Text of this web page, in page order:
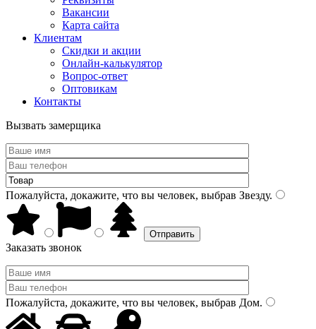
Вакансии
Карта сайта
Клиентам
Скидки и акции
Онлайн-калькулятор
Вопрос-ответ
Оптовикам
Контакты
Вызвать замерщика
Пожалуйста, докажите, что вы человек, выбрав Звезду.
Заказать звонок
Пожалуйста, докажите, что вы человек, выбрав Дом.